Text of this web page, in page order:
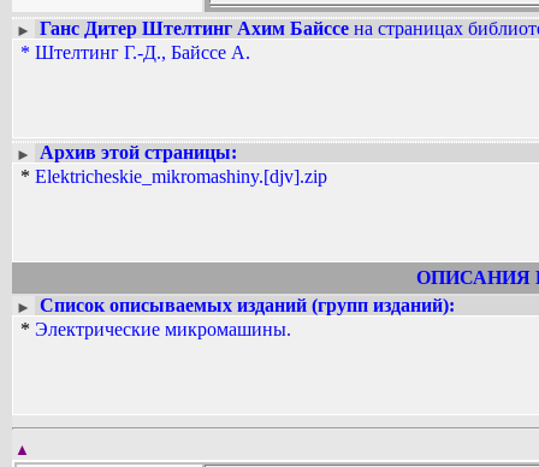
Вадим Ершов...
► Ганс Дитер Штелтинг Ахим Байссе на страницах
* Штелтинг Г.-Д., Байссе А.
►
Архив этой страницы:
* Elektricheskie_mikromashiny.[djv].zip
ОПИСАНИЯ
►
Список описываемых изданий (групп изданий):
* Электрические микромашины.
▲